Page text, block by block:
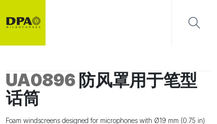
UA0896 防风罩用于笔型
话筒
Foam windscreens designed for microphones with Ø19 mm (0.75 in)